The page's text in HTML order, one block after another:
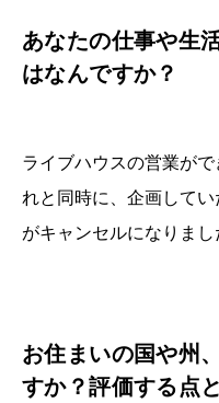
あなたの仕事や生
はなんですか？
ライブハウスの営業が
れと同時に、企画して
がキャンセルになりまし
お住まいの国や州
すか？評価する点